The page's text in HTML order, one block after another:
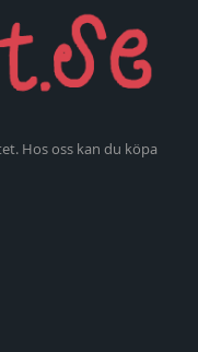
Hos oss kan du köpa